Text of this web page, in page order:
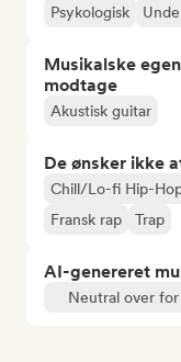
Psykologisk
Musikalske
modtage
Akustisk guitar
De ønsker ikke
Chill/Lo-fi Hip-
Fransk rap
Trap
AI-genereret
Neutral over